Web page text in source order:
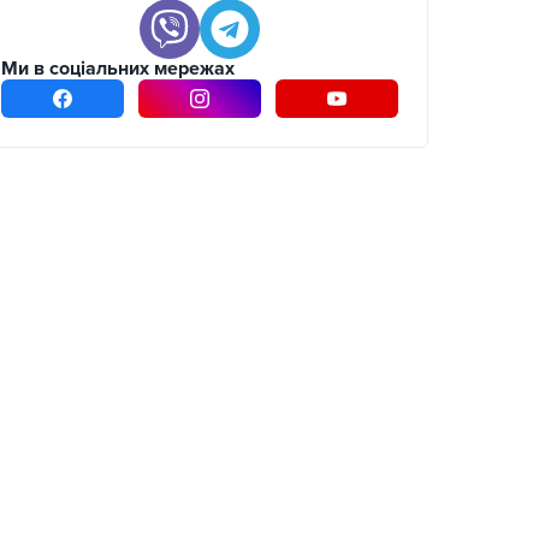
Ми в соціальних мережах